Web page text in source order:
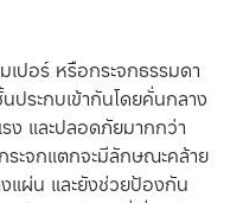
เปอร์ หรือกระจกธรรมดา
ประกบเข้ากันโดยคั่นกลาง
ง และปลอดภัยมากกว่า
ระจกแตกจะมีลักษณะคล้าย
งแผ่น และยังช่วยป้องกัน